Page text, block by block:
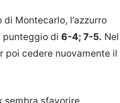
Montecarlo, l’azzurro
punteggio di 6-4; 7-5. Nel
poi cedere nuovamente il
sembra sfavorire